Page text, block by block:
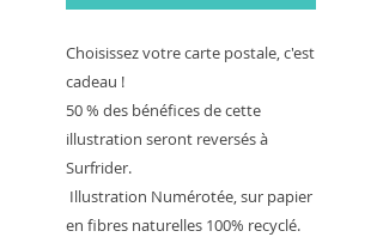
Choisissez votre carte postale, c'est
cadeau !
50 % des bénéfices de cette
illustration seront reversés à
Surfrider.
en fibres naturelles 100% recyclé.